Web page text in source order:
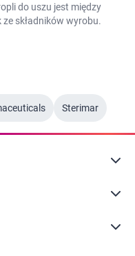
do uszu jest między
składników wyrobu.
Sterimar